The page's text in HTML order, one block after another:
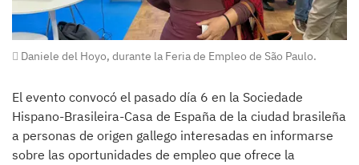
Daniele del Hoyo, durante la Feria de Empleo de São Paulo.
El evento convocó el pasado día 6 en la Sociedade
Hispano-Brasileira-Casa de España de la ciudad brasileña
a personas de origen gallego interesadas en informarse
sobre las oportunidades de empleo que ofrece la